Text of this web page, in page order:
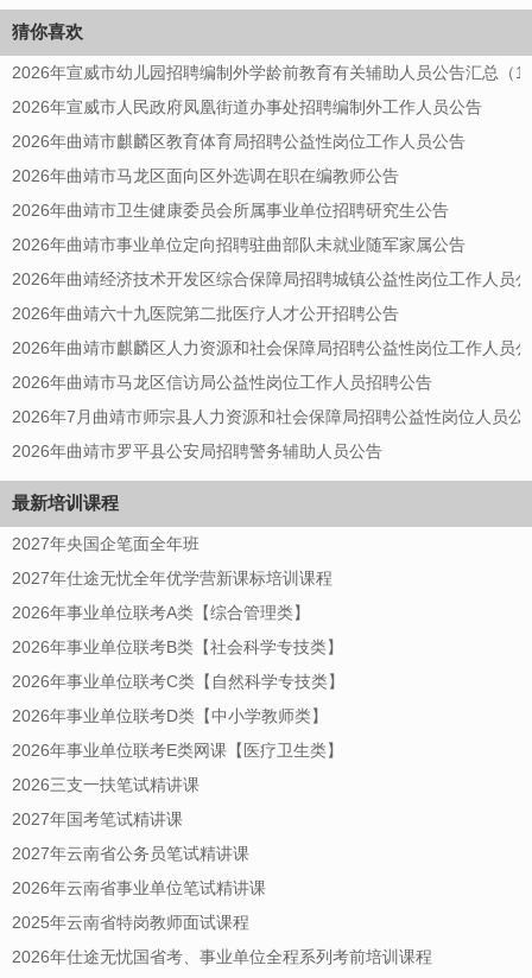
猜你喜欢
2026年宣威市幼儿园招聘编制外学龄前教育有关辅助人员公告汇总（
2026年宣威市人民政府凤凰街道办事处招聘编制外工作人员公告
2026年曲靖市麒麟区教育体育局招聘公益性岗位工作人员公告
2026年曲靖市马龙区面向区外选调在职在编教师公告
2026年曲靖市卫生健康委员会所属事业单位招聘研究生公告
2026年曲靖市事业单位定向招聘驻曲部队未就业随军家属公告
2026年曲靖经济技术开发区综合保障局招聘城镇公益性岗位工作人员
2026年曲靖六十九医院第二批医疗人才公开招聘公告
2026年曲靖市麒麟区人力资源和社会保障局招聘公益性岗位工作人员
2026年曲靖市马龙区信访局公益性岗位工作人员招聘公告
2026年7月曲靖市师宗县人力资源和社会保障局招聘公益性岗位人员公
2026年曲靖市罗平县公安局招聘警务辅助人员公告
最新培训课程
2027年央国企笔面全年班
2027年仕途无忧全年优学营新课标培训课程
2026年事业单位联考A类【综合管理类】
2026年事业单位联考B类【社会科学专技类】
2026年事业单位联考C类【自然科学专技类】
2026年事业单位联考D类【中小学教师类】
2026年事业单位联考E类网课【医疗卫生类】
2026三支一扶笔试精讲课
2027年国考笔试精讲课
2027年云南省公务员笔试精讲课
2026年云南省事业单位笔试精讲课
2025年云南省特岗教师面试课程
2026年仕途无忧国省考、事业单位全程系列考前培训课程